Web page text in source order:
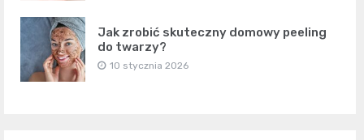
Jak zrobić skuteczny domowy peeling
do twarzy?
10 stycznia 2026